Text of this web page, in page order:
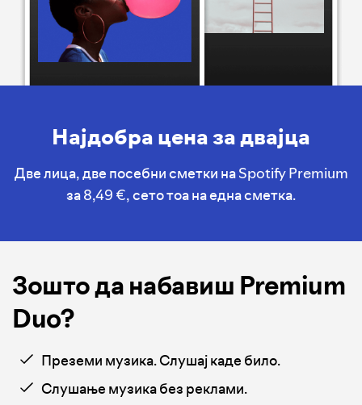
Најдобра цена за двајца
Две лица, две посебни сметки на Spotify Premium
за 8,49 €, сето тоа на една сметка.
Зошто да набавиш Premium
Duo?
Преземи музика. Слушај каде било.
Слушање музика без реклами.